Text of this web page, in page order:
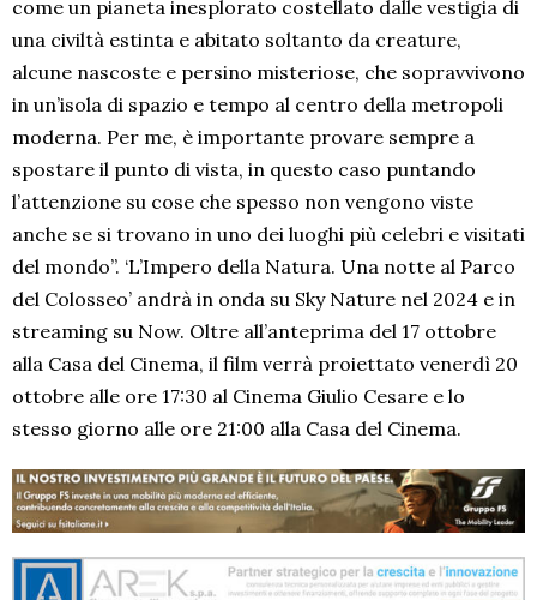
come un pianeta inesplorato costellato dalle vestigia di
una civiltà estinta e abitato soltanto da creature,
alcune nascoste e persino misteriose, che sopravvivono
in un’isola di spazio e tempo al centro della metropoli
moderna. Per me, è importante provare sempre a
spostare il punto di vista, in questo caso puntando
l’attenzione su cose che spesso non vengono viste
anche se si trovano in uno dei luoghi più celebri e visitati
del mondo”. ‘L’Impero della Natura. Una notte al Parco
del Colosseo’ andrà in onda su Sky Nature nel 2024 e in
streaming su Now. Oltre all’anteprima del 17 ottobre
alla Casa del Cinema, il film verrà proiettato venerdì 20
ottobre alle ore 17:30 al Cinema Giulio Cesare e lo
stesso giorno alle ore 21:00 alla Casa del Cinema.